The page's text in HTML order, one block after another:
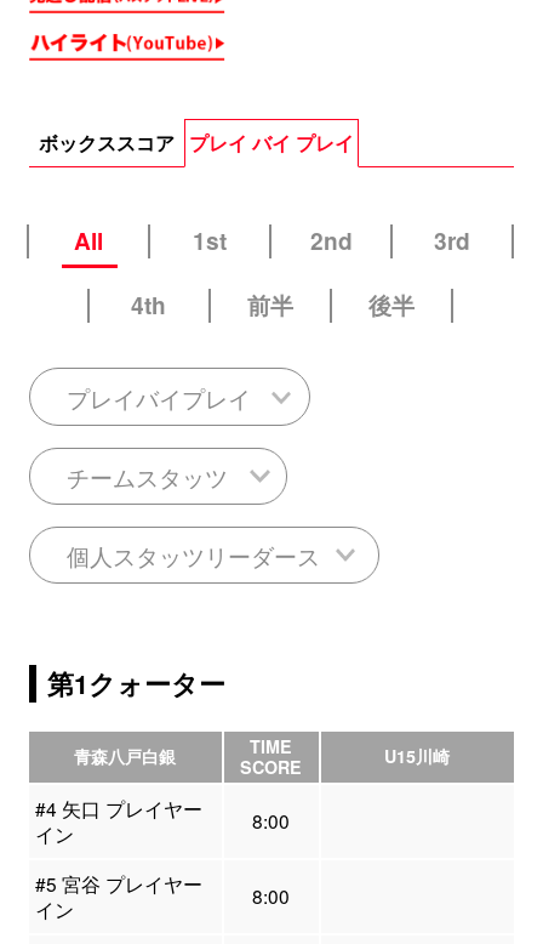
ボックススコア プレイ バイ プレイ
All 1st 2nd
3rd
4th
前半 後半
プレイバイプレイ
チームスタッツ
個人スタッツリーダース
第1クォーター
青森八戸白銀
TIME
SCORE
U15川崎
#4 矢口 プレイヤー
イン
8:00
#5 宮谷 プレイヤー
イン
8:00